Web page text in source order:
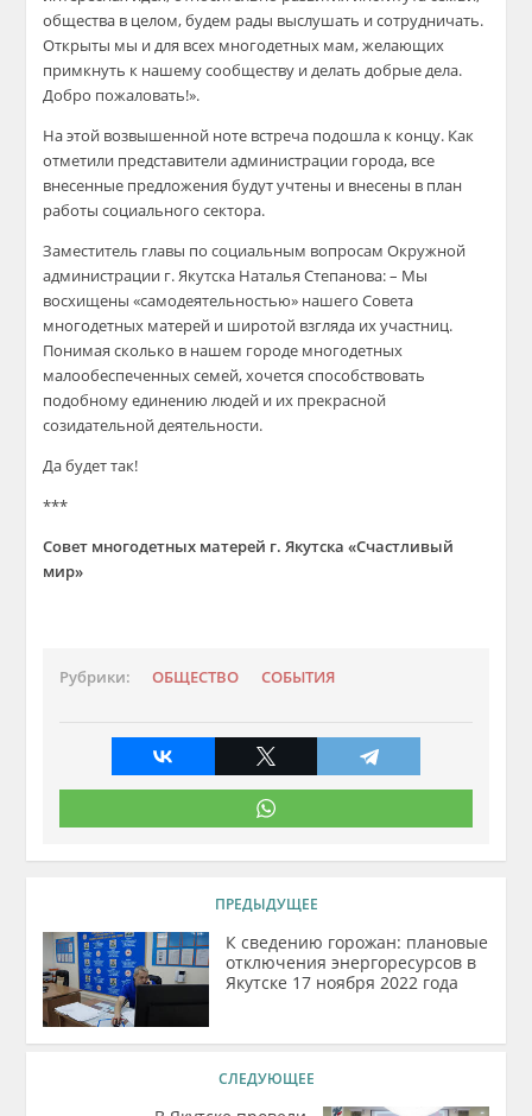
общества в целом, будем рады выслушать и сотрудничать.
Открыты мы и для всех многодетных мам,желающих
примкнуть к нашему сообществу и делать добрые дела.
Добро пожаловать!».
На этой возвышенной ноте встреча подошла к концу. Как
отметили представителиадминистрации города, все
внесенные предложения будут учтены и внесены в план
работы социального сектора.
Заместитель главы по социальным вопросамОкружной
администрации г. Якутска Наталья Степанова: – Мы
восхищены«самодеятельностью» нашего Совета
многодетных матерей и широтой взгляда их участниц.
Понимая сколько в нашем городе многодетных
малообеспеченных семей, хочется способствовать
подобному единению людей и их прекрасной
созидательной деятельности.
Да будет так!
***
Совет многодетных матерей г. Якутска «Счастливый
мир»
Рубрики: ОБЩЕСТВО СОБЫТИЯ
ПРЕДЫДУЩЕЕ
К сведению горожан: плановые
отключения энергоресурсов в
Якутске 17 ноября 2022 года
СЛЕДУЮЩЕЕ